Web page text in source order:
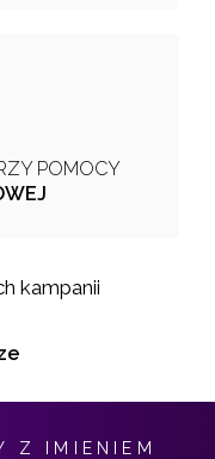
POMOCY
kampanii
Z IMIENIEM